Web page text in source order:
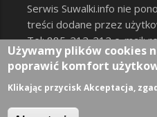
Serwis Suwalki.info nie
treści dodane przez
Tel: 885-212-212 e-mail:
reklama@suwalki.info
RODO |Cookies
User account menu
Zaloguj
Używamy plików cookies
poprawić komfort
Klikając przycisk Akceptacja,